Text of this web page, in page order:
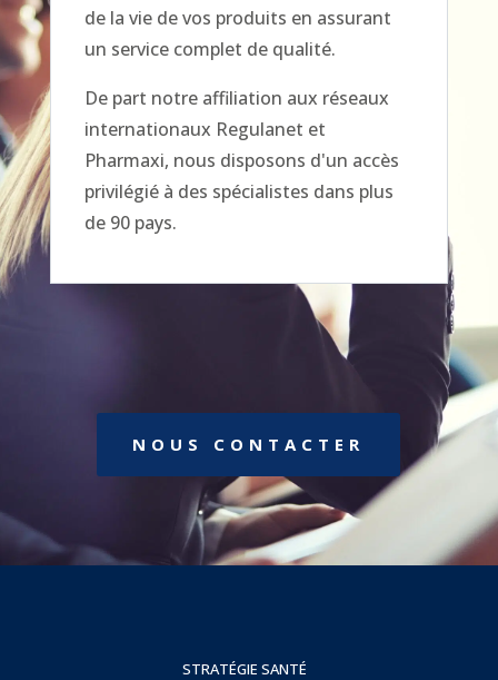
de la vie de vos produits en assurant
un service complet de qualité.
De part notre affiliation aux réseaux
internationaux Regulanet et
Pharmaxi, nous disposons d'un accès
privilégié à des spécialistes dans plus
de 90 pays.
NOUS CONTACTER
STRATÉGIE SANTÉ